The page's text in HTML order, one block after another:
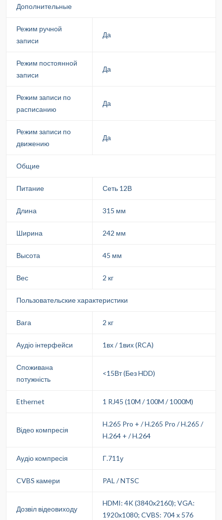
Дополнительные
Режим ручной
записи
Да
Режим постоянной
записи
Да
Режим записи по
расписанию
Да
Режим записи по
движению
Да
Общие
Питание Сеть 12В
Длина 315 мм
Ширина 242 мм
Высота 45 мм
Вес 2 кг
Пользовательские характеристики
Вага 2 кг
Аудіо інтерфейси 1вх / 1вих (RCA)
Споживана
потужність
<15Вт (Без HDD)
Ethernet 1 RJ45 (10M / 100M / 1000M)
Відео компресія
H.265 Pro + / H.265 Pro / H.265 /
H.264 + / H.264
Аудіо компресія Г.711у
CVBS камери PAL / NTSC
Дозвіл відеовиходу
HDMI: 4K (3840x2160); VGA:
1920x1080; CVBS: 704 x 576